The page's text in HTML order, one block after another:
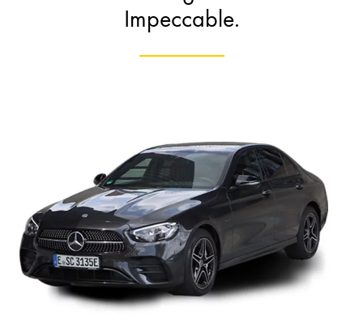
Impeccable.